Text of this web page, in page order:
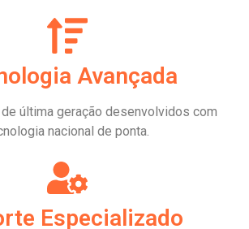
Avançada
última geração desenvolvidos com
nacional de ponta.
Especializado